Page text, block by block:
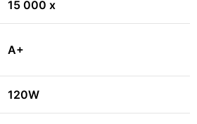
15 000 x
A+
120W